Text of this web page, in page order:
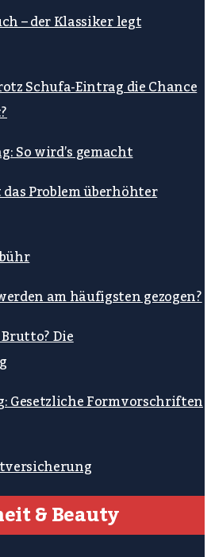
– der Klassiker legt
Schufa-Eintrag die Chance
So wird’s gemacht
Problem überhöhter
am häufigsten gezogen?
Die
Gesetzliche Formvorschriften
& Beauty